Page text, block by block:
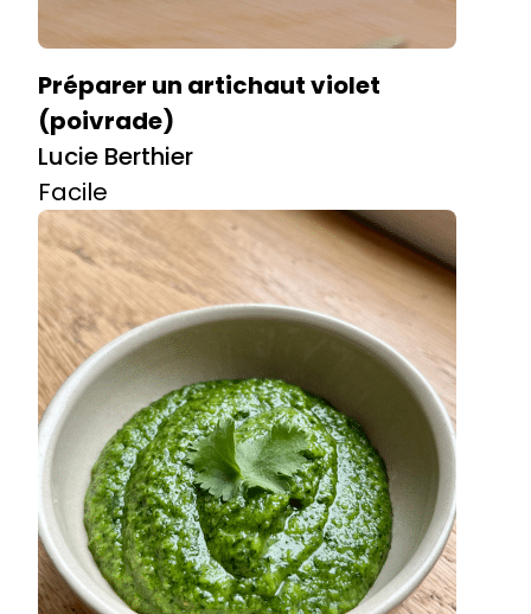
Préparer un artichaut violet
(poivrade)
Lucie Berthier
Facile